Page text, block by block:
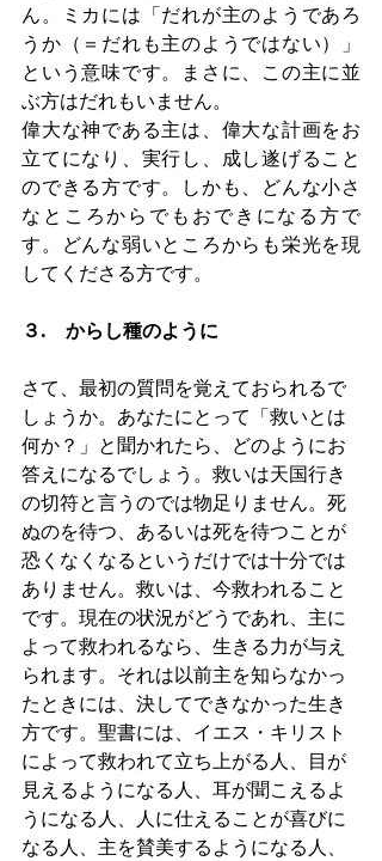
ん。ミカには「だれが主のようであろ
うか（＝だれも主のようではない）」
という意味です。まさに、この主に並
ぶ方はだれもいません。
偉大な神である主は、偉大な計画をお
立てになり、実行し、成し遂げること
のできる方です。しかも、どんな小さ
なところからでもおできになる方で
す。どんな弱いところからも栄光を現
してくださる方です。
３.　からし種のように
さて、最初の質問を覚えておられるで
しょうか。あなたにとって「救いとは
何か？」と聞かれたら、どのようにお
答えになるでしょう。救いは天国行き
の切符と言うのでは物足りません。死
ぬのを待つ、あるいは死を待つことが
恐くなくなるというだけでは十分では
ありません。救いは、今救われること
です。現在の状況がどうであれ、主に
よって救われるなら、生きる力が与え
られます。それは以前主を知らなかっ
たときには、決してできなかった生き
方です。聖書には、イエス・キリスト
によって救われて立ち上がる人、目が
見えるようになる人、耳が聞こえるよ
うになる人、人に仕えることが喜びに
なる人、主を賛美するようになる人、